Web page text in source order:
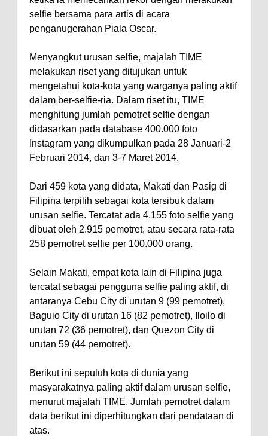
selfie bersama para artis di acara
penganugerahan Piala Oscar.
Menyangkut urusan selfie, majalah TIME
melakukan riset yang ditujukan untuk
mengetahui kota-kota yang warganya paling aktif
dalam ber-selfie-ria. Dalam riset itu, TIME
menghitung jumlah pemotret selfie dengan
didasarkan pada database 400.000 foto
Instagram yang dikumpulkan pada 28 Januari-2
Februari 2014, dan 3-7 Maret 2014.
Dari 459 kota yang didata, Makati dan Pasig di
Filipina terpilih sebagai kota tersibuk dalam
urusan selfie. Tercatat ada 4.155 foto selfie yang
dibuat oleh 2.915 pemotret, atau secara rata-rata
258 pemotret selfie per 100.000 orang.
Selain Makati, empat kota lain di Filipina juga
tercatat sebagai pengguna selfie paling aktif, di
antaranya Cebu City di urutan 9 (99 pemotret),
Baguio City di urutan 16 (82 pemotret), Iloilo di
urutan 72 (36 pemotret), dan Quezon City di
urutan 59 (44 pemotret).
Berikut ini sepuluh kota di dunia yang
masyarakatnya paling aktif dalam urusan selfie,
menurut majalah TIME. Jumlah pemotret dalam
data berikut ini diperhitungkan dari pendataan di
atas.